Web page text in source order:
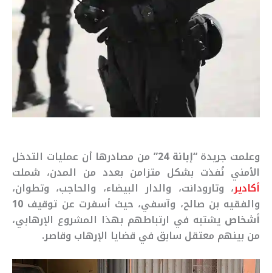
وعلمت جريدة“إبانة 24”
من مصادرها أن عمليات التدخل
الأمني نُفذت بشكل متزامن بعدد من المدن، شملت
أكادير، وتارودانت، والدار البيضاء، والحاجب، وتطوان،
والفقيه بن صالح، وآسفي، حيث أسفرت عن توقيف 10
أشخاص يشتبه في ارتباطهم بهذا المشروع الإرهابي،
من بينهم معتقل سابق في قضايا الإرهاب وقاصر.